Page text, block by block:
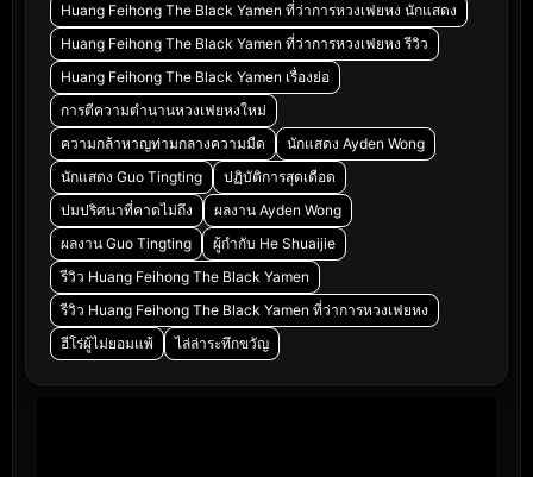
Huang Feihong The Black Yamen ที่ว่าการหวงเฟยหง นักแสดง
Huang Feihong The Black Yamen ที่ว่าการหวงเฟยหง รีวิว
Huang Feihong The Black Yamen เรื่องย่อ
การตีความตำนานหวงเฟยหงใหม่
ความกล้าหาญท่ามกลางความมืด
นักแสดง Ayden Wong
นักแสดง Guo Tingting
ปฏิบัติการสุดเดือด
ปมปริศนาที่คาดไม่ถึง
ผลงาน Ayden Wong
ผลงาน Guo Tingting
ผู้กำกับ He Shuaijie
รีวิว Huang Feihong The Black Yamen
รีวิว Huang Feihong The Black Yamen ที่ว่าการหวงเฟยหง
ฮีโร่ผู้ไม่ยอมแพ้
ไล่ล่าระทึกขวัญ